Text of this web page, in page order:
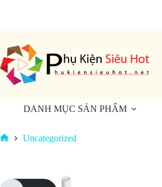
dung
DANH MỤC SẢN PHẨM
Uncategorized